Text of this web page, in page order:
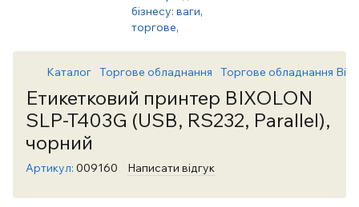
Каталог Торгове обладнання Торгове обладнання
Етикетковий принтер BIXOLON
SLP-T403G (USB, RS232, Parallel),
чорний
Артикул: 009160 Написати відгук